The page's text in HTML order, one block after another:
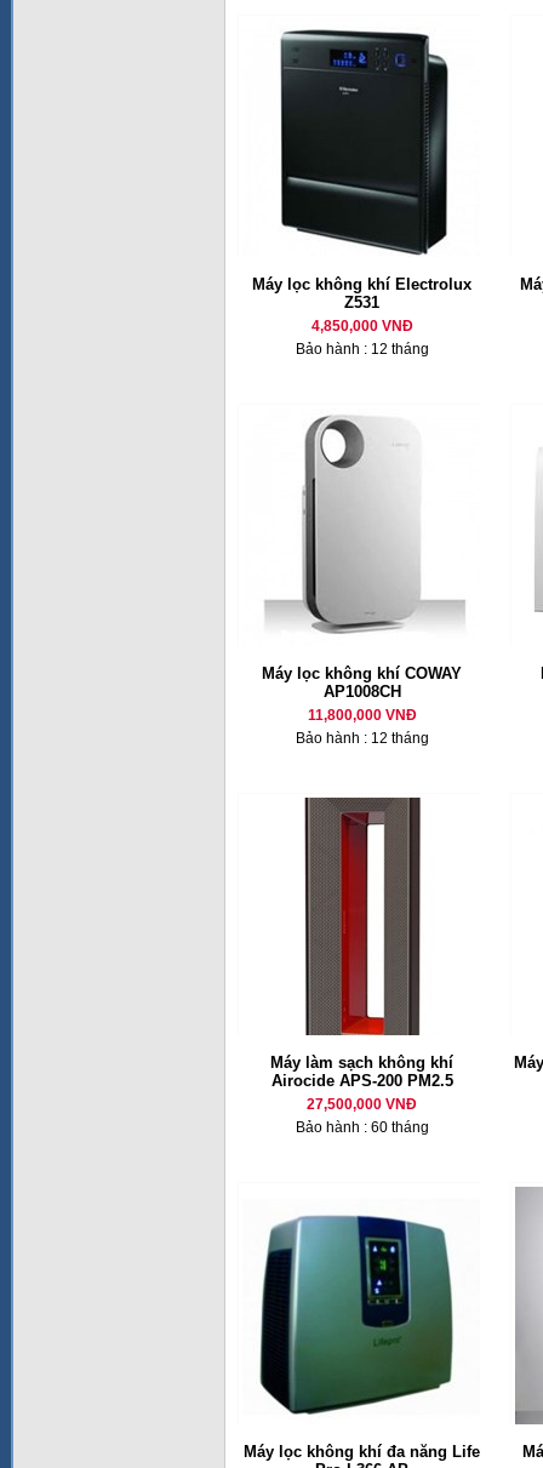
Máy lọc không khí Electrolux
Z531
4,850,000 VNĐ
Bảo hành : 12 tháng
Máy lọc không khí COWAY
AP1008CH
11,800,000 VNĐ
Bảo hành : 12 tháng
Máy làm sạch không khí
Airocide APS-200 PM2.5
27,500,000 VNĐ
Bảo hành : 60 tháng
Máy lọc không khí đa năng Life